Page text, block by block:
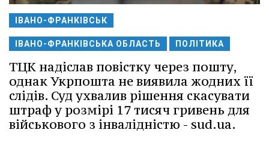
ІВАНО-ФРАНКІВСЬК
ІВАНО-ФРАНКІВСЬКА ОБЛАСТЬ ПОЛІТИКА
ТЦК надіслав повістку через пошту,
однак Укрпошта не виявила жодних її
слідів. Суд ухвалив рішення скасувати
штраф у розмірі 17 тисяч гривень для
військового з інвалідністю - sud.ua.